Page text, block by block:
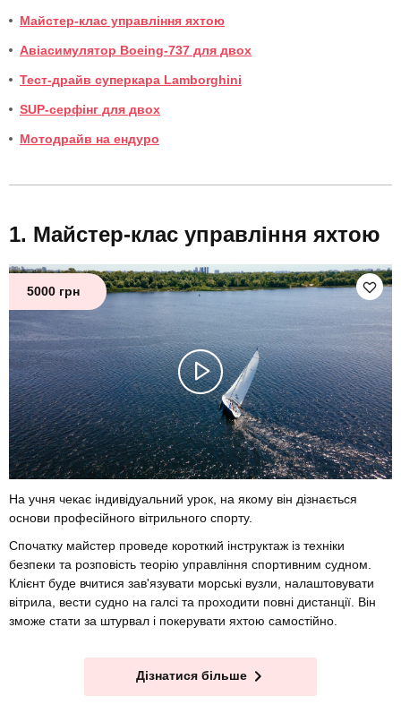
Майстер-клас управління яхтою
Авіасимулятор Boeing-737 для двох
Тест-драйв суперкара Lamborghini
SUP-серфінг для двох
Мотодрайв на ендуро
Майстер-клас управління яхтою
5000 грн
На учня чекає індивідуальний урок, на якому він дізнається
основи професійного вітрильного спорту.
Спочатку майстер проведе короткий інструктаж із техніки
безпеки та розповість теорію управління спортивним судном.
Клієнт буде вчитися зав'язувати морські вузли, налаштовувати
вітрила, вести судно на галсі та проходити повні дистанції. Він
зможе стати за штурвал і покерувати яхтою самостійно.
Дізнатися більше